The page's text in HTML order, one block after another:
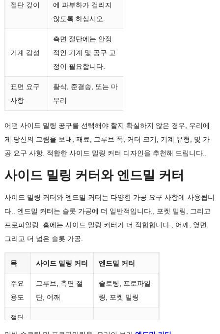
절단 깊이
에 과부하가 걸리지
않도록 하십시오.
기계 강성
측면 절단에는 안정
적인 기계 및 공구 고
정이 필요합니다.
표면 요구
사항
황삭, 준결승, 또는 마
무리
어떤 사이드 밀링 공구를 선택해야 할지 확실하지 않은 경우, 우리에
게 당신의 그림을 보내, 재료, 그루브 폭, 커터 크기, 기계 유형, 및 가
공 요구 사항. 적합한 사이드 밀링 커터 디자인을 추천해 드립니다..
사이드 밀링 커터와 엔드밀 커터
사이드 밀링 커터와 엔드밀 커터는 다양한 가공 요구 사항에 사용됩니
다.. 엔드밀 커터는 슬롯 가공에 더 일반적입니다., 포켓 밀링, 그리고
프로파일링. 홈에는 사이드 밀링 커터가 더 적합합니다., 어깨, 옆면,
그리고 더 넓은 슬롯 가공.
목 사이드 밀링 커터 엔드밀 커터
주요
용도
그루브, 측면 절
단, 어깨
슬로팅, 프로파일
링, 포켓 밀링
절단
영역